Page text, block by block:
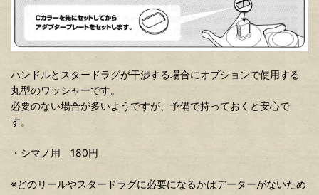
ハンドルとスタードラグが干渉する場合にオプションで使用する
丸型のワッシャーです。
必要のない場合が多いようですが、予備で持っておくと安心で
す。
・シマノ用 180円
※どのリールやスタードラグに必要になるかはデーターがないため